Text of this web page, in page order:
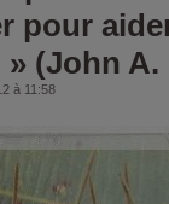
pour
» (John
à 11:58